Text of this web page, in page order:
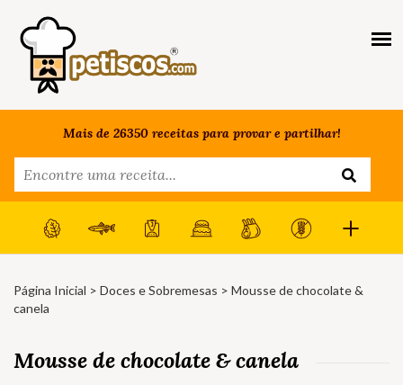
Mais de 26350 receitas para provar e partilhar!
Página Inicial > Doces e Sobremesas > Mousse de chocolate &
canela
Mousse de chocolate & canela